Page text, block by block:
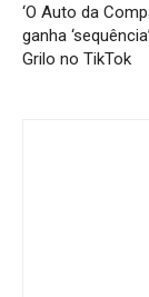
‘O Auto da
ganha
Grilo no TikTok